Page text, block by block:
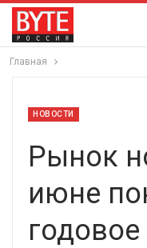
Главная
НОВОСТИ
Рынок
июне